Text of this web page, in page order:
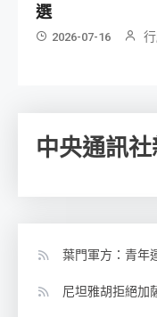
選
2026-07-16
中央通訊
葉門軍方：青年
尼坦雅胡拒絕